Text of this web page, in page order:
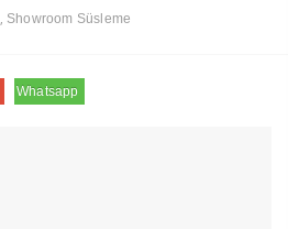
, Showroom Süsleme
Whatsapp